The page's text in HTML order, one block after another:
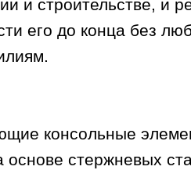
и строительстве, и
его до конца без
консольные
стержневых